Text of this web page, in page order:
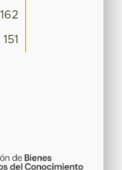
162
151